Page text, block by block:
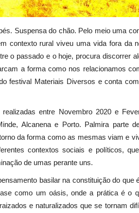
Suspensa do chão. Pelo meio uma
contexto rural viveu uma vida fora da
o passado e o hoje, procura discorrer
a forma como nos relacionamos
festival Materiais Diversos e conta
entre Novembro 2020 e
Alcanena e Porto. Palmira parte
da forma como as mesmas viam e
contextos sociais e políticos,
de umas perante uns.
basilar na constituição do que
como um oásis, onde a prática é o
e naturalizados que se tornam